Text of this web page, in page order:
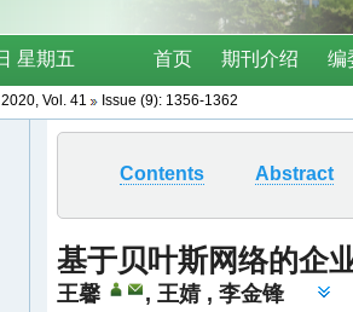
2020, Vol. 41 Issue (9): 1356-1362
Contents Abstract
基于贝叶斯网络的企
王馨 , 王婧, 李金锋